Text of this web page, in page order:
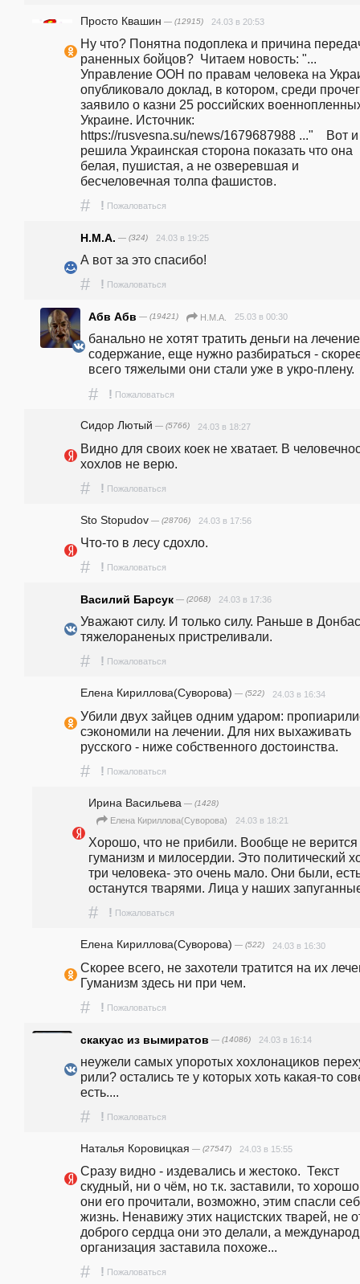
Просто Квашин — (12915) 24.03 в 20:53
Ну что? Понятна подоплека и причина
раненных бойцов?  Читаем новость: "...
Управление ООН по правам человека на
опубликовало доклад, в котором, среди
заявило о казни 25 российских
Украине. Источник:
https://rusvesna.su/news/1679687988 ..."    Вот и
решила Украинская сторона показать что она
белая, пушистая, а не озверевшая и
бесчеловечная толпа фашистов.
# ! Пожаловаться
Н.М.А. — (324) 24.03 в 19:25
А вот за это спасибо!
# ! Пожаловаться
Абв Абв — (19421) Н.М.А. 25.03 в 00:30
банально не хотят тратить деньги на
содержание, еще нужно разбираться -
всего тяжелыми они стали уже в укро-плену.
# ! Пожаловаться
Сидор Лютый — (5766) 24.03 в 18:27
Видно для своих коек не хватает. В
хохлов не верю.
# ! Пожаловаться
Sto Stopudov — (28706) 24.03 в 17:56
Что-то в лесу сдохло.
# ! Пожаловаться
Василий Барсук — (2068) 24.03 в 17:36
Уважают силу. И только силу. Раньше в
тяжелораненых пристреливали.
# ! Пожаловаться
Елена Кириллова(Суворова) — (522) 24.03 в 16:34
Убили двух зайцев одним ударом:
сэкономили на лечении. Для них выхаживать
русского - ниже собственного достоинства.
# ! Пожаловаться
Ирина Васильева — (1428)
Елена Кириллова(Суворова) 24.03 в 18:21
Хорошо, что не прибили. Вообще не верится
гуманизм и милосердии. Это политический
три человека- это очень мало. Они были,
останутся тварями. Лица у наших
# ! Пожаловаться
Елена Кириллова(Суворова) — (522) 24.03 в 16:30
Скорее всего, не захотели тратится на их
Гуманизм здесь ни при чем.
# ! Пожаловаться
скакуас из вымиратов — (14086) 24.03 в 16:14
неужели самых упоротых хохлонациков
рили? остались те у которых хоть какая-то
есть....
# ! Пожаловаться
Наталья Коровицкая — (27547) 24.03 в 15:55
Сразу видно - издевались и жестоко.  Текст
скудный, ни о чём, но т.к. заставили, то
они его прочитали, возможно, этим спасли
жизнь. Ненавижу этих нацистских тварей, не
доброго сердца они это делали, а
организация заставила похоже...
# ! Пожаловаться